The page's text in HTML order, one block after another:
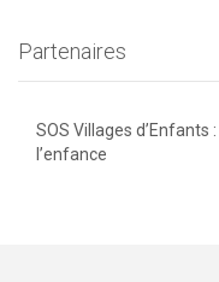
Partenaires
SOS Villages d’Enfants
l’enfance